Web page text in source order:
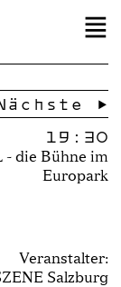
→
19:30
- die Bühne im
Europark
Veranstalter:
Salzburg